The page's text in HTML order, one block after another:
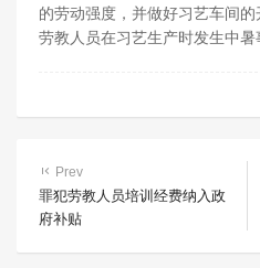
的劳动强度，并做好习艺车间
劳教人员在习艺生产时发生中暑
Prev
罪犯劳教人员培训经费纳入政
府补贴